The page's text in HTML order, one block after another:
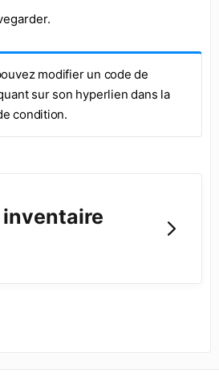
modifier un code de
sur son hyperlien dans la
condition.
inventaire